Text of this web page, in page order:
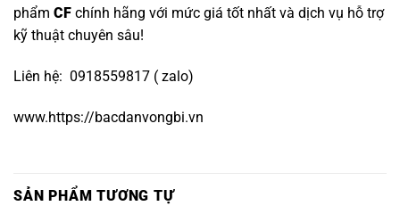
phẩm CF chính hãng với mức giá tốt nhất và dịch vụ hỗ trợ
kỹ thuật chuyên sâu!
Liên hệ: 0918559817 ( zalo)
www.https://bacdanvongbi.vn
SẢN PHẨM TƯƠNG TỰ